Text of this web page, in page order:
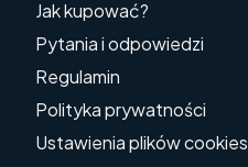
Jak kupować?
Pytania i odpowiedzi
Regulamin
Polityka prywatności
Ustawienia plików cookies